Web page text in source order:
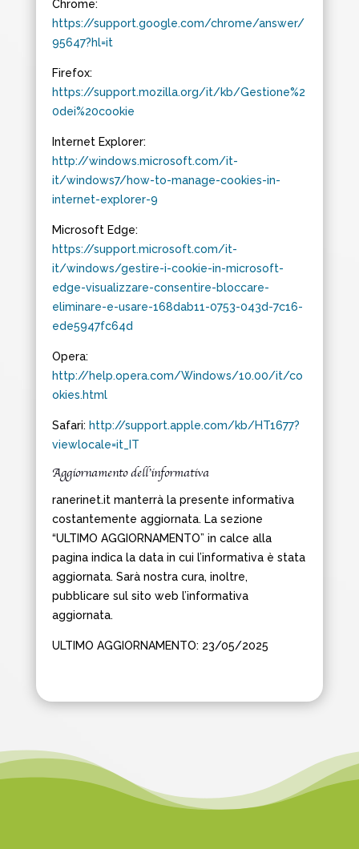
Chrome:
https://support.google.com/chrome/answer/
95647?hl=it
Firefox:
https://support.mozilla.org/it/kb/Gestione%2
0dei%20cookie
Internet Explorer:
http://windows.microsoft.com/it-
it/windows7/how-to-manage-cookies-in-
internet-explorer-9
Microsoft Edge:
https://support.microsoft.com/it-
it/windows/gestire-i-cookie-in-microsoft-
edge-visualizzare-consentire-bloccare-
eliminare-e-usare-168dab11-0753-043d-7c16-
ede5947fc64d
Opera:
http://help.opera.com/Windows/10.00/it/co
okies.html
Safari: http://support.apple.com/kb/HT1677?
viewlocale=it_IT
Aggiornamento dell’informativa
ranerinet.it manterrà la presente informativa
costantemente aggiornata. La sezione
“ULTIMO AGGIORNAMENTO” in calce alla
pagina indica la data in cui l’informativa è stata
aggiornata. Sarà nostra cura, inoltre,
pubblicare sul sito web l’informativa
aggiornata.
ULTIMO AGGIORNAMENTO: 23/05/2025